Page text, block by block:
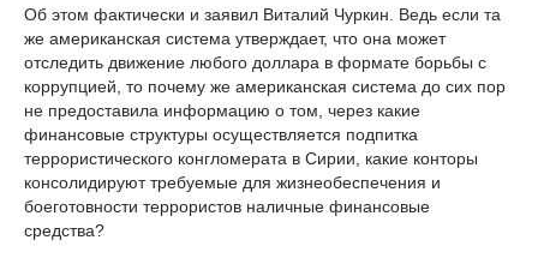
Об этом фактически и заявил Виталий Чуркин. Ведь если та
же американская система утверждает, что она может
отследить движение любого доллара в формате борьбы с
коррупцией, то почему же американская система до сих пор
не предоставила информацию о том, через какие
финансовые структуры осуществляется подпитка
террористического конгломерата в Сирии, какие конторы
консолидируют требуемые для жизнеобеспечения и
боеготовности террористов наличные финансовые
средства?